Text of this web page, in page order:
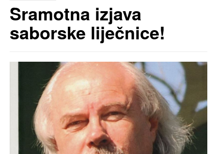
Sramotna izjava
saborske liječnice!